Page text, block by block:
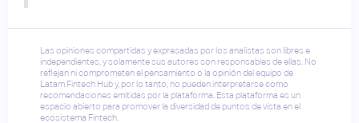
Las opiniones compartidas y expresadas por los analistas son libres e
independientes, y solamente sus autores son responsables de ellas. No
reflejan ni comprometen el pensamiento o la opinión del equipo de
Latam Fintech Hub y, por lo tanto, no pueden interpretarse como
recomendaciones emitidas por la plataforma. Esta plataforma es un
espacio abierto para promover la diversidad de puntos de vista en el
ecosistema Fintech.